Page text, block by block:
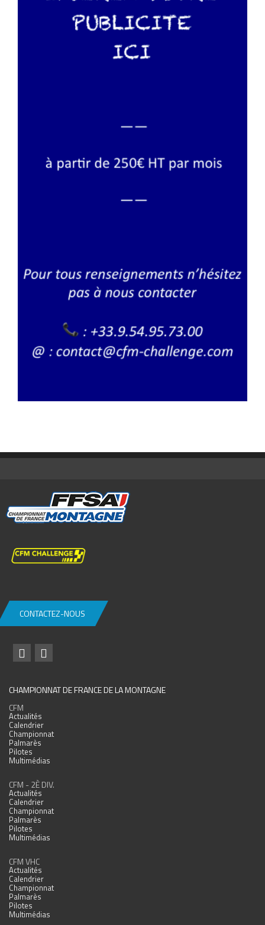
CONTACTEZ-NOUS
CHAMPIONNAT DE FRANCE DE LA MONTAGNE
CFM
Actualités
Calendrier
Championnat
Palmarès
Pilotes
Multimédias
CFM - 2È DIV.
Actualités
Calendrier
Championnat
Palmarès
Pilotes
Multimédias
CFM VHC
Actualités
Calendrier
Championnat
Palmarès
Pilotes
Multimédias